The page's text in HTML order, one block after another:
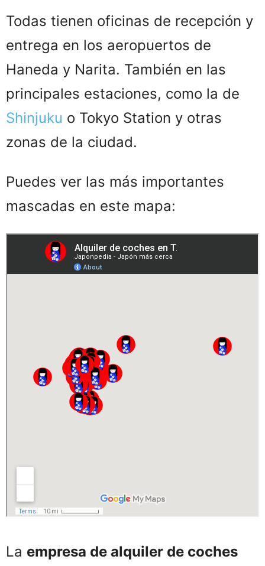
Todas tienen oficinas de recepción y
entrega en los aeropuertos de
Haneda y Narita. También en las
principales estaciones, como la de
Shinjuku o Tokyo Station y otras
zonas de la ciudad.
Puedes ver las más importantes
mascadas en este mapa:
La empresa de alquiler de coches